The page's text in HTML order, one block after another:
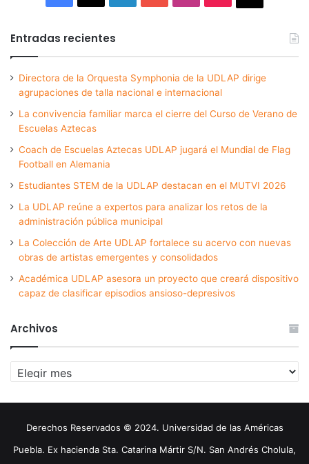
Entradas recientes
Directora de la Orquesta Symphonia de la UDLAP dirige
agrupaciones de talla nacional e internacional
La convivencia familiar marca el cierre del Curso de Verano de
Escuelas Aztecas
Coach de Escuelas Aztecas UDLAP jugará el Mundial de Flag
Football en Alemania
Estudiantes STEM de la UDLAP destacan en el MUTVI 2026
La UDLAP reúne a expertos para analizar los retos de la
administración pública municipal
La Colección de Arte UDLAP fortalece su acervo con nuevas
obras de artistas emergentes y consolidados
Académica UDLAP asesora un proyecto que creará dispositivo
capaz de clasificar episodios ansioso-depresivos
Archivos
Archivos
Derechos Reservados © 2024. Universidad de las Américas
Puebla. Ex hacienda Sta. Catarina Mártir S/N. San Andrés Cholula,